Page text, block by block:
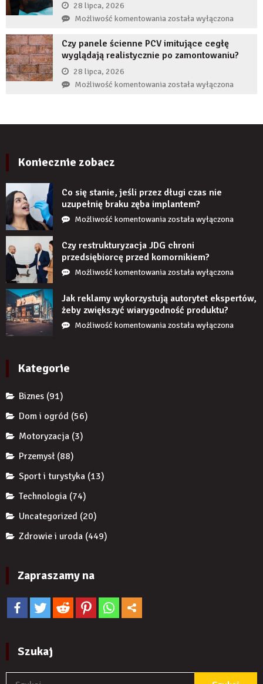
żeby
zwiększyć
wiarygodność
produktu?
28 lipca, 2026
Możliwość komentowaniaCo
gdy
implant
zaczyna
została wyłączona
Czy panele ścienne PCV imitujące cegłę
wyglądają realistycznie po zamontowaniu?
28 lipca, 2026
Możliwość komentowaniaCzy
zamontowaniu?
została wyłączona
Koniecznie zobacz
Co się stanie, jeśli przez długi czas nie
uzupełnię braku zęba implantem?
Możliwość komentowaniaCo
stanie,
jeśli
przez
czas
nie
uzupełnię
braku
została wyłączona
Czy restrukturyzacja JDG chroni
przedsiębiorcę przed komornikiem?
Możliwość komentowaniaCzy
JDG
chroni
przedsiębiorcę
została wyłączona
Jak reklamy wykorzystują autorytet ekspertów,
żeby zwiększyć wiarygodność produktu?
Możliwość komentowaniaJak
została wyłączona
Kategorie
Biznes (91)
Dom i ogród (56)
Motoryzacja (3)
Przemysł (88)
Sport i turystyka (13)
Technologia (74)
Uncategorized (20)
Zdrowie i uroda (449)
Zapraszamy na
Szukaj